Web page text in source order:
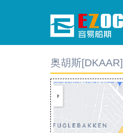
奥胡斯[DKAAR]